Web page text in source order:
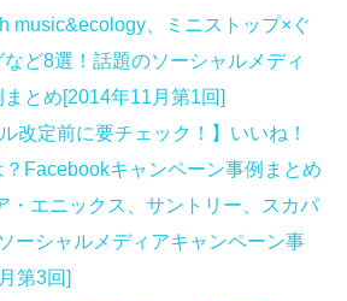
music&ecology、ミニストップ×ぐ
ど8選！話題のソーシャルメディ
とめ[2014年11月第1回]
改定前に要チェック！】いいね！
Facebookキャンペーン事例まとめ
・エニックス、サントリー、スカパ
ーシャルメディアキャンペーン事
第3回]